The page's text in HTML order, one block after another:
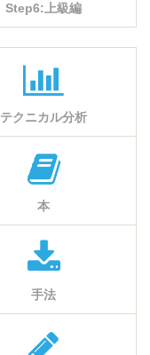
Step6:上級編
テクニカル分析
本
手法